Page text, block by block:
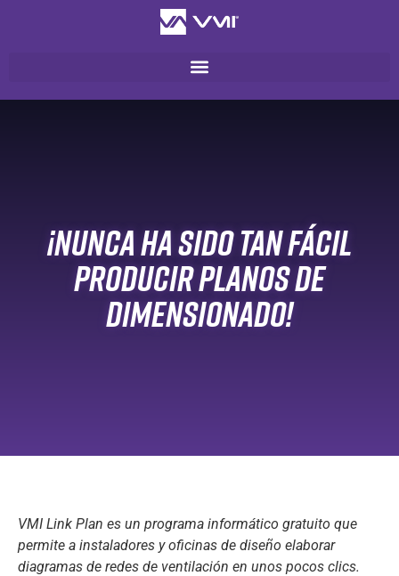
¡Nunca ha sido tan fácil
producir planos de
dimensionado!
VMI Link Plan es un programa informático gratuito que
permite a instaladores y oficinas de diseño elaborar
diagramas de redes de ventilación en unos pocos clics.